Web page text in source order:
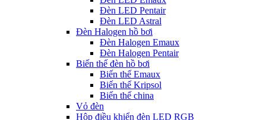
Đèn LED Pentair
Đèn LED Astral
Đèn Halogen hồ bơi
Đèn Halogen Emaux
Đèn Halogen Pentair
Biến thế đèn hồ bơi
Biến thế Emaux
Biến thế Kripsol
Biến thế china
Vỏ đèn
Hộp điều khiển đèn LED RGB